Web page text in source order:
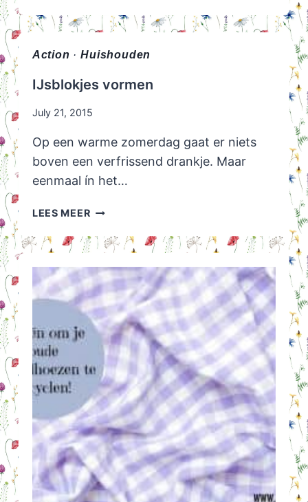
GOEDKOPE
HOESJES
DE
Action ·Huishouden
IJsblokjes vormen
July 21, 2015
Op een warme zomerdag gaat er niets
boven een verfrissend drankje. Maar
eenmaal ín het…
LEES MEERIJSBLOKJES